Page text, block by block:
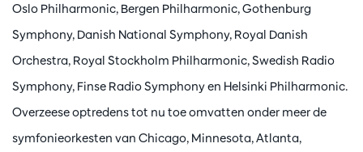
Oslo Philharmonic, Bergen Philharmonic, Gothenburg
Symphony, Danish National Symphony, Royal Danish
Orchestra, Royal Stockholm Philharmonic, Swedish Radio
Symphony, Finse Radio Symphony en Helsinki Philharmonic.
Overzeese optredens tot nu toe omvatten onder meer de
symfonieorkesten van Chicago, Minnesota, Atlanta,